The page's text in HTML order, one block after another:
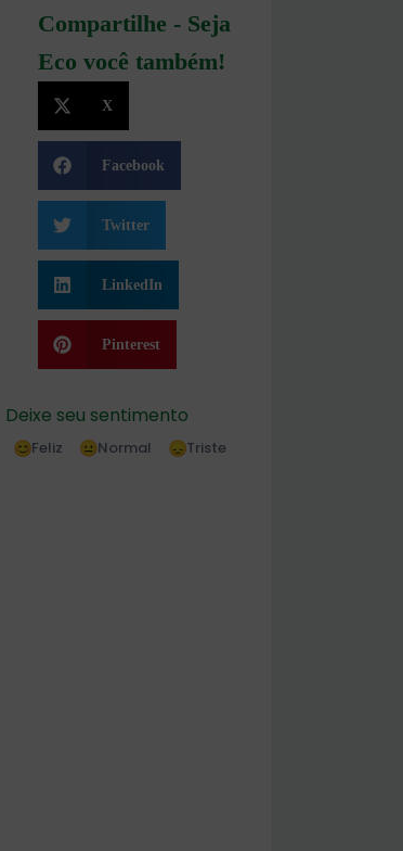
Compartilhe - Seja
Eco você também!
X
Facebook
Twitter
LinkedIn
Pinterest
Deixe seu sentimento
Feliz Normal Triste